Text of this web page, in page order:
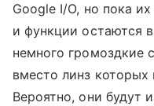
Google I/O, но пока
и функции остаются
немного громоздкие
вместо линз
Вероятно, они будут